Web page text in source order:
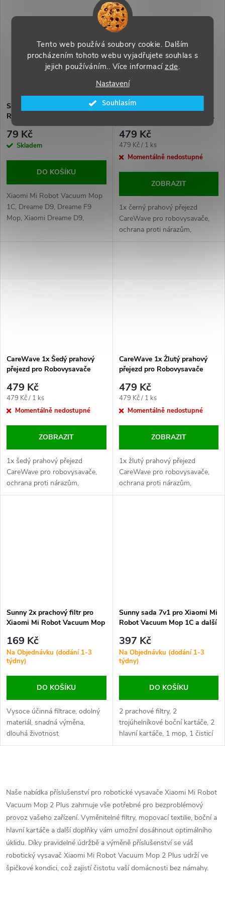
Tento web používá soubory cookie. Dalším
procházením tohoto webu vyjadřujete souhlas s
jejich používáním.. Více informacízde.
Nastavení
Souhlasím
Sunny mop pro Xiaomi Mi
Robot Vacuum Mop 1C /
Dreame F9
79 Kč
Skladem
DO KOŠÍKU
Xiaomi Mi Robot Vacuum Mop
1C, Dreame D9, Dreame F9
Mop, Xiaomi Dreame D9,
CareWave 1x Černý prahový
přejezd pro robovysavače atd.
479 Kč
Měrná
cena:
479 Kč / 1 ks
Momentálně nedostupné
ZOBRAZIT
1x černý prahový přejezd
CareWave pro robovysavače,
ochrana proti nárazům,
CareWave 1x Šedý prahový
přejezd pro Robovysavače
479 Kč
Měrná
cena:
479 Kč / 1 ks
Momentálně nedostupné
ZOBRAZIT
1x šedý prahový přejezd
CareWave pro robovysavače,
ochrana proti nárazům,
efektivní čištění přechodů.
CareWave 1x Žlutý prahový
přejezd pro Robovysavače
479 Kč
Měrná
cena:
479 Kč / 1 ks
Momentálně nedostupné
ZOBRAZIT
1x žlutý prahový přejezd
CareWave pro robovysavače,
ochrana proti nárazům,
efektivní čištění přechodů.
Sunny 2x prachový filtr pro
Xiaomi Mi Robot Vacuum Mop
169 Kč
Na Objednávku (dodání 1-3
týdny)
DO KOŠÍKU
Vysoce účinná filtrace, odolný
materiál, snadná výměna,
dlouhá životnost
Sunny sada 7v1 pro Xiaomi Mi
Robot Vacuum Mop 1C a další
397 Kč
Na Objednávku (dodání 1-3
týdny)
DO KOŠÍKU
2 prachové filtry, 2
trojúhelníkové boční kartáče, 2
hlavní kartáče, 1 mop, 1 čisticí
hřeben, 1 nárazový kartáč
v
l
á
d
a
Naše nabídka příslušenství pro robotické vysavače Xiaomi Mi Robot
Vacuum Mop 2 Plus zahrnuje vše potřebné pro bezproblémový
provoz vašeho zařízení. Vyměnitelné filtry, mopovací textilie, boční a
hlavní kartáče a další doplňky vám umožní dosáhnout optimálního
úklidu. Díky pravidelné údržbě a výměně příslušenství se váš
robotický vysavač Xiaomi Mi Robot Vacuum Mop 2 Plus udrží ve
špičkové kondici, což zajistí čistotu vaší domácnosti bez námahy.